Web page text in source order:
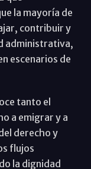
la mayoría de
contribuir y
administrativa,
escenarios de
tanto el
a emigrar y a
derecho y
flujos
la dignidad